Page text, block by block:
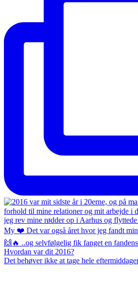
Det behøver ikke at tage hele